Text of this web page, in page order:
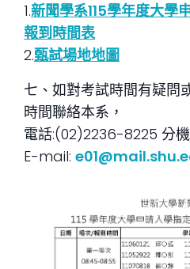
1.新聞學系115學年度大學
報到時間表
2.甄試場地地圖
七、如對考試時間有疑問
時間聯絡本系，
電話:(02)2236-8225 分機
E-mail: